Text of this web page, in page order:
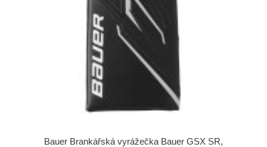
Bauer Brankářská vyrážečka Bauer GSX SR,